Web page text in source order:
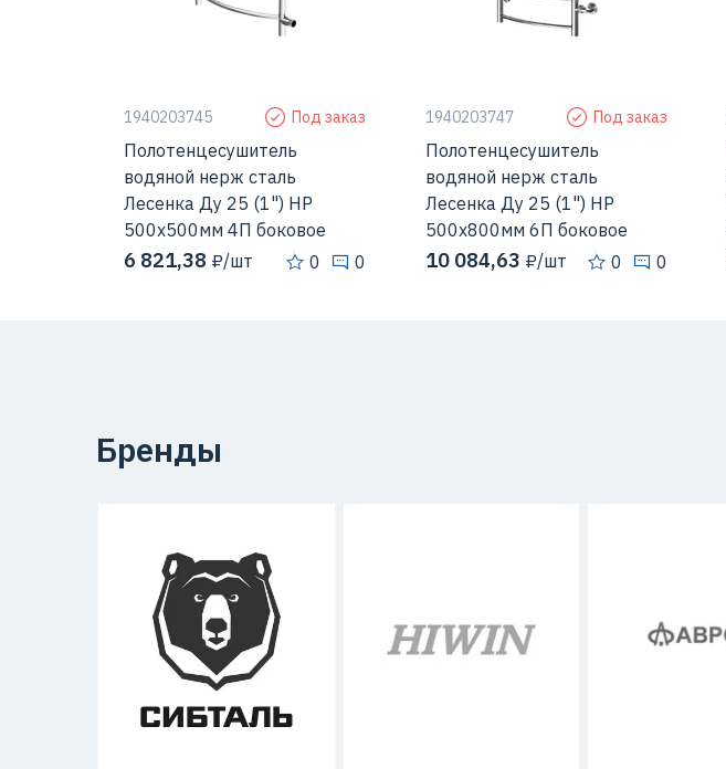
1940203745 Под заказ
Полотенцесушитель
водяной нерж сталь
Лесенка Ду 25 (1") НР
500х500мм 4П боковое
подключени...
6 821,38 ₽/шт 0 0
1940203747 Под заказ
Полотенцесушитель
водяной нерж сталь
Лесенка Ду 25 (1") НР
500х800мм 6П боковое
подключени...
10 084,63 ₽/шт 0 0
Бренды